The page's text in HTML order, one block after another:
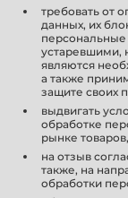
требовать от
данных, их
устаревшими,
являются
а также
защите своих
выдвигать
обработке
рынке
на отзыв
также, на
обработки